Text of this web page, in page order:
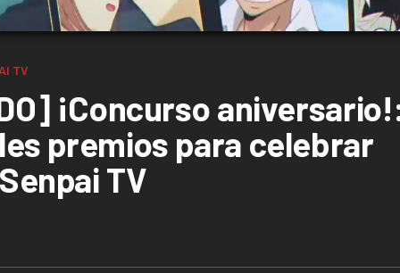
TV
¡Concurso
premios para celebrar
TV